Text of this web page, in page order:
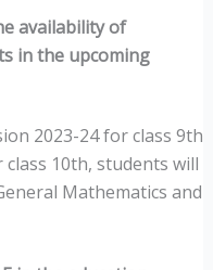
availability of
in the upcoming
2023-24 for class 9th
10th, students will
Mathematics and